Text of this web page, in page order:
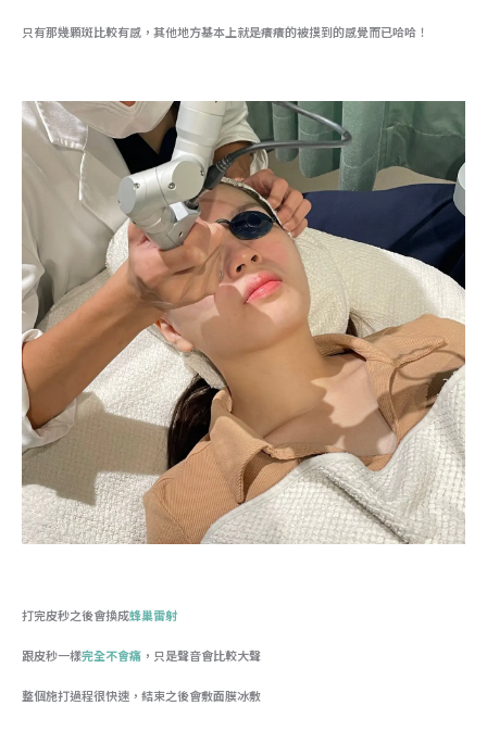
只有那幾顆斑比較有感，其他地方基本上就是癢癢的被摸到的感覺而已哈哈！
打完皮秒之後會換成蜂巢雷射
跟皮秒一樣完全不會痛 ，只是聲音會比較大聲
整個施打過程很快速，結束之後會敷面膜冰敷